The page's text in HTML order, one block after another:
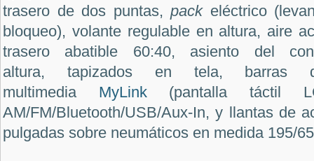
trasero de dos puntas, packeléctrico
bloqueo), volante regulable en altura, aire
trasero abatible 60:40, asiento del
altura, tapizados en tela, barras
multimedia MyLink(pantalla táctil
AM/FM/Bluetooth/USB/Aux-In, y llantas de
pulgadas sobre neumáticos en medida 195/